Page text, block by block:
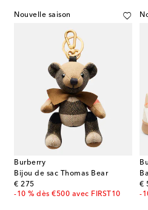
Nouvelle saison
Burberry
Bijou de sac Thomas Bear
€ 275
original price
-10 % dès €500 avec FIRST10
€
-